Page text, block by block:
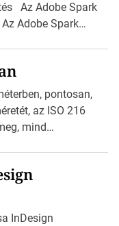
Az Adobe Spark
Adobe Spark
miközben
készítsünk címkét?
ki a kívánt címke
pontosan,
az ISO 216
mind
Az amerikai és
216 nem
C0-tól […]
InDesign